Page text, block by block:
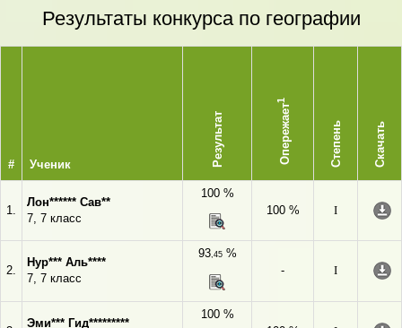
Результаты конкурса по географии
# Ученик Результат Опережает
1
Степень Скачать
1.
Лон****** Сав**
7, 7 класс
100 %
100 %
I
2.
Нур*** Аль****
7, 7 класс
93,45%
-
I
Эми*** Гид*********
100 %